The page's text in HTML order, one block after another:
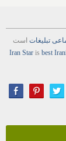
تبلیغات است
Iran Staris best